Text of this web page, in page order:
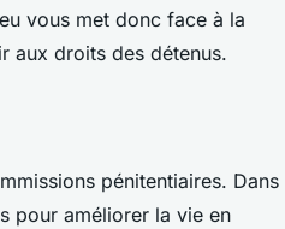
vous met donc face à la
aux droits des détenus.
pénitentiaires. Dans
pour améliorer la vie en